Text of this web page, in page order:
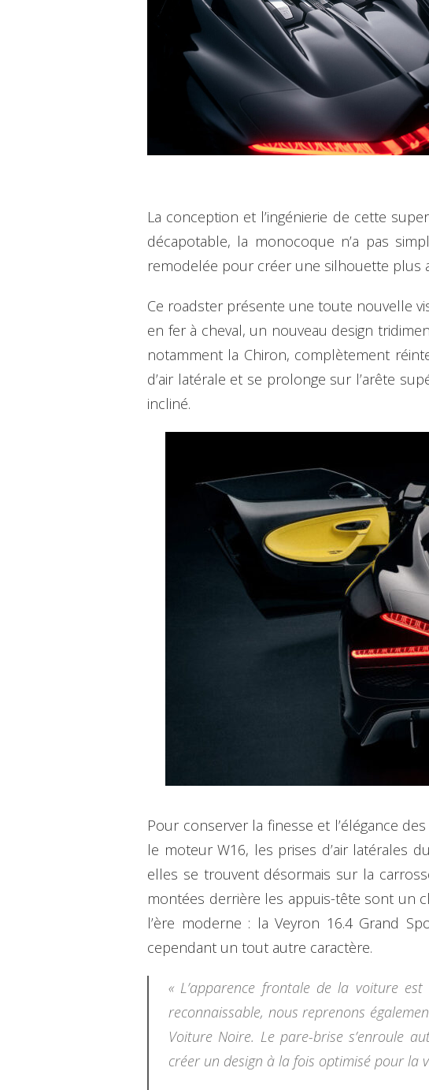
La conception et l’ingénierie de cette
décapotable, la monocoque n’a pas
remodelée pour créer une silhouette plus
Ce roadster présente une toute nouvelle
en fer à cheval, un nouveau design
notamment la Chiron, complètement
d’air latérale et se prolonge sur l’arête
incliné.
Pour conserver la finesse et l’élégance
le moteur W16, les prises d’air latérales
elles se trouvent désormais sur la
montées derrière les appuis-tête sont un
l’ère moderne : la Veyron 16.4 Grand
cependant un tout autre caractère.
« L’apparence frontale de la voiture
reconnaissable, nous reprenons
Voiture Noire. Le pare-brise s’enroule
créer un design à la fois optimisé pour la